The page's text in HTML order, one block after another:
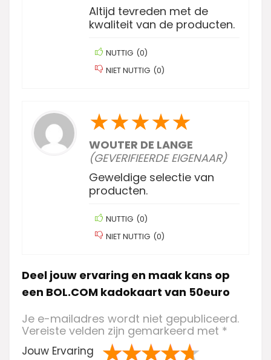
Altijd tevreden met de
kwaliteit van de producten.
NUTTIG (0)
NIET NUTTIG (0)
★★★★★
WOUTER DE LANGE
(GEVERIFIEERDE EIGENAAR)
Geweldige selectie van
producten.
NUTTIG (0)
NIET NUTTIG (0)
Deel jouw ervaring en maak kans op
een BOL.COM kadokaart van 50euro
Je e-mailadres wordt niet gepubliceerd.
Vereiste velden zijn gemarkeerd met *
Jouw Ervaring